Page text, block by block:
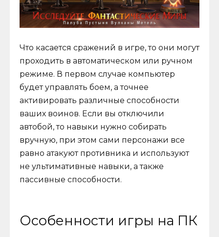
Что касается сражений в игре, то они могут
проходить в автоматическом или ручном
режиме. В первом случае компьютер
будет управлять боем, а точнее
активировать различные способности
ваших воинов. Если вы отключили
автобой, то навыки нужно собирать
вручную, при этом сами персонажи все
равно атакуют противника и используют
не ультимативные навыки, а также
пассивные способности.
Особенности игры на ПК